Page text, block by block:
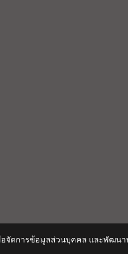
อจัดการข้อมูลส่วนบุคคล และพัฒน